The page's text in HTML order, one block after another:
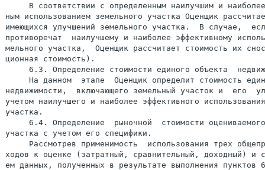
В соответствии с определенным наилучшим и
ным использованием земельного участка Оценщик
имеющихся улучшений земельного участка.  В случае,
противоречат  наилучшему и наиболее эффективному
мельного участка,  Оценщик рассчитает стоимость их
ционная стоимость).
6.3. Определение стоимости единого объекта
На данном  этапе  Оценщик определит стоимость
недвижимости,  включающего земельный участок и  его
учетом наилучшего и наиболее эффективного
участка.
6.4. Определение  рыночной  стоимости
участка с учетом его специфики.
Рассмотрев применимость  использования трех
ходов к оценке (затратный, сравнительный, доходный) и
ем данных, полученных в результате выполнения